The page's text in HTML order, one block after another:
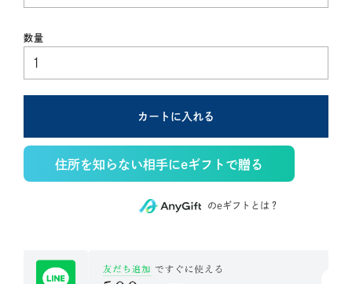
カートに入れる
住所を知らない相手にeギフトで贈る
のeギフトとは？